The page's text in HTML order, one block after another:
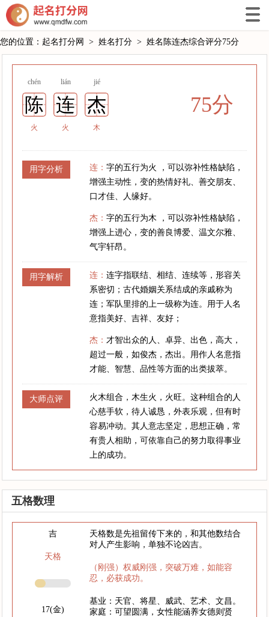
您的位置： 起名打分网 > 姓名打分 > 姓名陈连杰综合评分75分
chén lián jié
陈 连 杰
火 火 木
75分
用字分析 连：字的五行为火 ，可以弥补性格缺陷，
增强主动性，变的热情好礼、善交朋友、
口才佳、人缘好。
杰：字的五行为木 ，可以弥补性格缺陷，
增强上进心，变的善良博爱、温文尔雅、
气宇轩昂。
用字解析 连：连字指联结、相结、连续等，形容关
系密切；古代婚姻关系结成的亲戚称为
连；军队里排的上一级称为连。用于人名
意指美好、吉祥、友好；
杰：才智出众的人、卓异、出色，高大，
超过一般，如俊杰，杰出。用作人名意指
才能、智慧、品性等方面的出类拔萃。
大师点评
火木组合，木生火，火旺。这种组合的人
心慈手软，待人诚恳，外表乐观，但有时
容易冲动。其人意志坚定，思想正确，常
有贵人相助，可依靠自己的努力取得事业
上的成功。
五格数理
吉
天格
17(金)
天格数是先祖留传下来的，和其他数结合
对人产生影响，单独不论凶吉。
（刚强）权威刚强，突破万难，如能容
忍，必获成功。
基业：天官、将星、威武、艺术、文昌。
家庭：可望圆满，女性能涵养女德则贤